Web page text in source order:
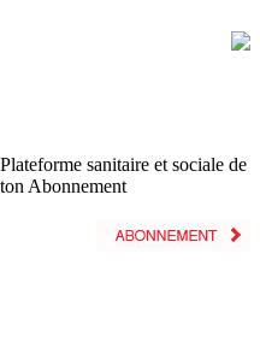
sanitaire et sociale de
Abonnement